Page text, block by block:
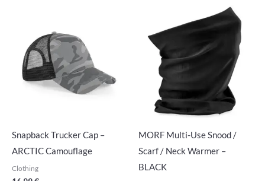
Snapback Trucker Cap –
ARCTIC Camouflage
Clothing
MORF Multi-Use Snood /
Scarf / Neck Warmer –
BLACK